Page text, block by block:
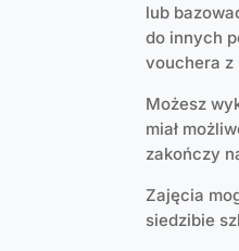
lub
do innych
vouchera z
Możesz
miał
zakończy
Zajęcia
siedzibie